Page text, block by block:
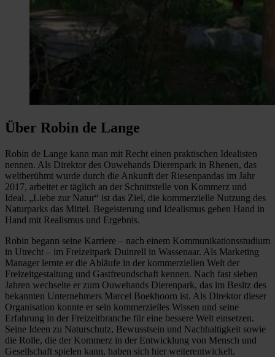
Über Robin de Lange
Robin de Lange kann man mit Recht einen praktischen Idealisten
nennen. Als Direktor des Ouwehands Dierenpark in Rhenen, das
weltberühmt wurde durch die Ankunft der Riesenpandas im Jahr
2017, arbeitet er täglich an der Schnittstelle von Kommerz und
Ideal. „Liebe zur Natur“ ist das Ziel, die kommerzielle Nutzung des
Naturparks das Mittel. Begeisterung und Idealismus gehen Hand in
Hand mit Realismus und Ergebnis.
Robin begann seine Karriere – nach einem Kommunikationsstudium
in Utrecht – im Freizeitpark Duinrell in Wassenaar. Als Marketing
Manager lernte er die Abläufe in der kommerziellen Welt der
Freizeitgestaltung und Gastfreundschaft kennen. Nach fast sieben
Jahren wechselte er zum Ouwehands Dierenpark, das im Besitz des
bekannten Unternehmers Marcel Boekhoorn ist. Als Direktor dieser
Organisation konnte er sein kommerzielles Wissen und seine
Erfahrung in der Freizeitbranche für eine bessere Welt einsetzen.
Seine Ideen zu Naturschutz, Bewusstsein und Nachhaltigkeit sowie
die Rolle, die der Kommerz in der Entwicklung von Mensch und
Gesellschaft spielen kann, haben sich hier weiterentwickelt.